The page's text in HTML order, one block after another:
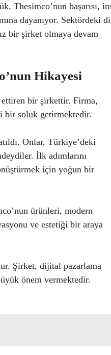
Thesimco’nun başarısı,
dayanıyor. Sektördeki
bir şirket olmaya devam
Hikayesi
ettiren bir şirkettir. Firma,
bir soluk getirmektedir.
Onlar, Türkiye’deki
İlk adımlarını
için yoğun bir
ürünleri, modern
ve estetiği bir araya
Şirket, dijital pazarlama
önem vermektedir.